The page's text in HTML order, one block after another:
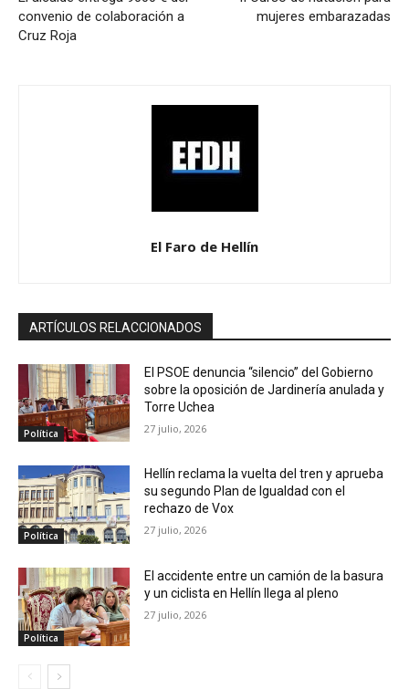
convenio de colaboración a
Cruz Roja
mujeres embarazadas
El Faro de Hellín
ARTÍCULOS RELACCIONADOS
Política
El PSOE denuncia “silencio” del Gobierno
sobre la oposición de Jardinería anulada y
Torre Uchea
27 julio, 2026
Política
Hellín reclama la vuelta del tren y aprueba
su segundo Plan de Igualdad con el
rechazo de Vox
27 julio, 2026
Política
El accidente entre un camión de la basura
y un ciclista en Hellín llega al pleno
27 julio, 2026